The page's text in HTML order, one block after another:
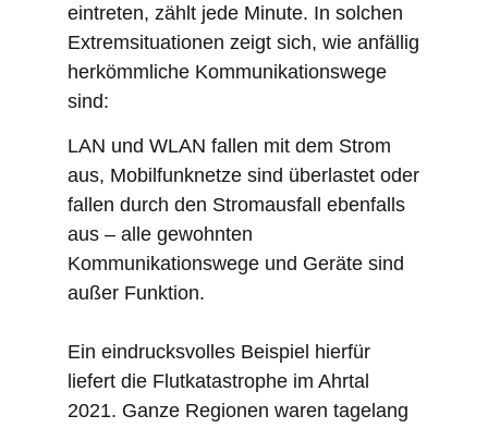
eintreten, zählt jede Minute. In solchen
Extremsituationen zeigt sich, wie anfällig
herkömmliche Kommunikationswege
sind:
LAN und WLAN fallen mit dem Strom
aus, Mobilfunknetze sind überlastet oder
fallen durch den Stromausfall ebenfalls
aus – alle gewohnten
Kommunikationswege und Geräte sind
außer Funktion.
Ein eindrucksvolles Beispiel hierfür
liefert die Flutkatastrophe im Ahrtal
2021. Ganze Regionen waren tagelang